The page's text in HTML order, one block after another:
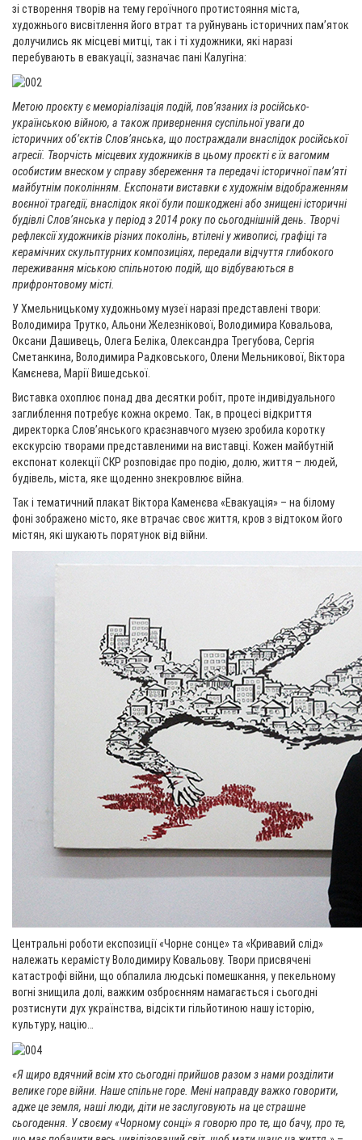
зі створення творів на тему героїчного протистояння міста,
художнього висвітлення його втрат та руйнувань історичних пам’яток
долучились як місцеві митці, так і ті художники, які наразі
перебувають в евакуації, зазначає пані Калугіна:
Метою проєкту є меморіалізація подій, пов’язаних із російсько-
українською війною, а також привернення суспільної уваги до
історичних об’єктів Слов’янська, що постраждали внаслідок російської
агресії. Творчість місцевих художників в цьому проєкті є їх вагомим
особистим внеском у справу збереження та передачі історичної пам’яті
майбутнім поколінням. Експонати виставки є художнім відображенням
воєнної трагедії, внаслідок якої були пошкоджені або знищені історичні
будівлі Слов’янська у період з 2014 року по сьогоднішній день. Творчі
рефлексії художників різних поколінь, втілені у живописі, графіці та
керамічних скульптурних композиціях, передали відчуття глибокого
переживання міською спільнотою подій, що відбуваються в
прифронтовому місті.
У Хмельницькому художньому музеї наразі представлені твори:
Володимира Трутко, Альони Железнікової, Володимира Ковальова,
Оксани Дашивець, Олега Беліка, Олександра Трегубова, Сергія
Сметанкина, Володимира Радковського, Олени Мельникової, Віктора
Камєнева, Марії Вишедської.
Виставка охоплює понад два десятки робіт, проте індивідуального
заглиблення потребує кожна окремо. Так, в процесі відкриття
директорка Слов’янського краєзнавчого музею зробила коротку
екскурсію творами представленими на виставці. Кожен майбутній
експонат колекції СКР розповідає про подію, долю, життя – людей,
будівель, міста, яке щоденно знекровлює війна.
Так і тематичний плакат Віктора Каменєва «Евакуація» – на білому
фоні зображено місто, яке втрачає своє життя, кров з відтоком його
містян, які шукають порятунок від війни.
Центральні роботи експозиції «Чорне сонце» та «Кривавий слід»
належать керамісту Володимиру Ковальову. Твори присвячені
катастрофі війни, що обпалила людські помешкання, у пекельному
вогні знищила долі, важким озброєнням намагається і сьогодні
розтиснути дух українства, відсікти гільйотиною нашу історію,
культуру, націю…
«Я щиро вдячний всім хто сьогодні прийшов разом з нами розділити
велике горе війни. Наше спільне горе. Мені направду важко говорити,
адже це земля, наші люди, діти не заслуговують на це страшне
сьогодення. У своєму «Чорному сонці» я говорю про те, що бачу, про те,